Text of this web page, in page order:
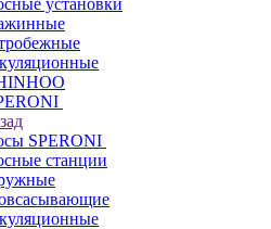
установки
SPERONI
станции